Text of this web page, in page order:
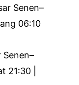
Senen–
06:10
Senen–
21:30 |